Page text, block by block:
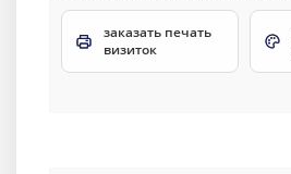
заказать печать
визиток